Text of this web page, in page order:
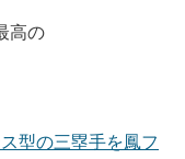
高の
型の三塁手を鳳フ